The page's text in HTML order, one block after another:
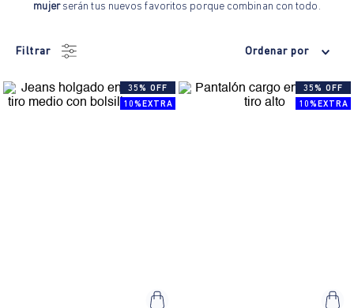
mujerserán tus nuevos favoritos porque combinan con todo.
Filtrar Ordenar por
35% OFF
10%EXTRA
35% OFF
10%EXTRA